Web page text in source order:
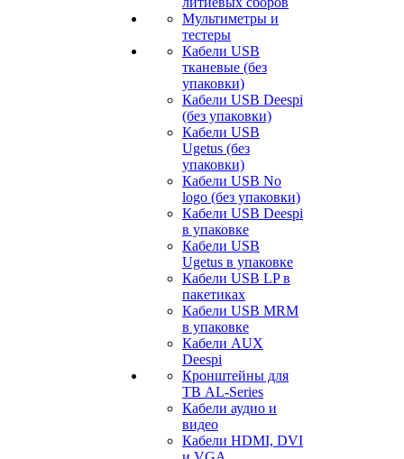
Мультиметры и
тестеры
Кабели USB
тканевые (без
упаковки)
Кабели USB Deespi
(без упаковки)
Кабели USB
Ugetus (без
упаковки)
Кабели USB No
logo (без упаковки)
Кабели USB Deespi
в упаковке
Кабели USB
Ugetus в упаковке
Кабели USB LP в
пакетиках
Кабели USB MRM
в упаковке
Кабели AUX
Deespi
Кронштейны для
ТВ AL-Series
Кабели аудио и
видео
Кабели HDMI, DVI